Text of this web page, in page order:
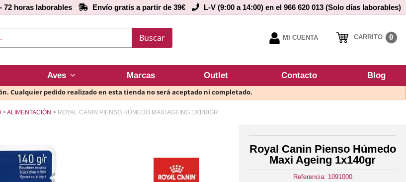
72 horas laborables Envío gratis a partir de 39€ L-V (9:00 a 14:00) en el 966 620 013 (Solo días laborables)
Buscar MI CUENTA CARRITO 0
Aves Marcas Outlet Contacto Blog
Cualquier pedido realizado en esta tienda no será aceptado ni completado.
ALIMENTACIÓN ROYAL CANIN PIENSO HÚMEDO MAXI AGEING 1X140GR
Royal Canin Pienso Húmedo
Maxi Ageing 1x140gr
Referencia: 1091000